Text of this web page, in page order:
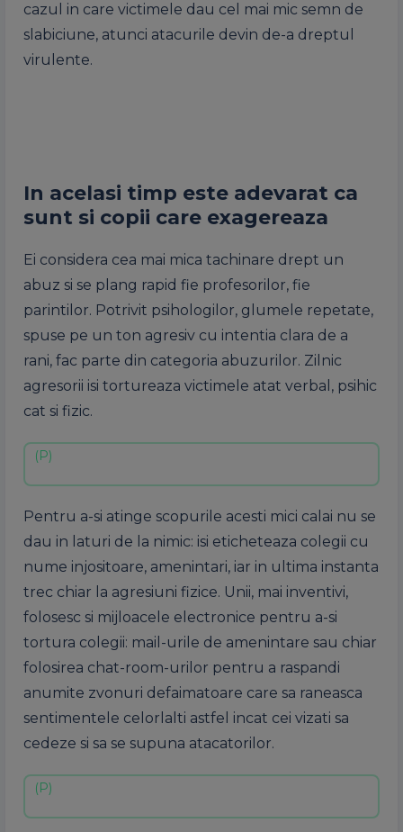
cazul in care victimele dau cel mai mic semn de
slabiciune, atunci atacurile devin de-a dreptul
virulente.
In acelasi timp este adevarat ca
sunt si copii care exagereaza
Ei considera cea mai mica tachinare drept un
abuz si se plang rapid fie profesorilor, fie
parintilor. Potrivit psihologilor, glumele repetate,
spuse pe un ton agresiv cu intentia clara de a
rani, fac parte din categoria abuzurilor. Zilnic
agresorii isi tortureaza victimele atat verbal, psihic
cat si fizic.
Pentru a-si atinge scopurile acesti mici calai nu se
dau in laturi de la nimic: isi eticheteaza colegii cu
nume injositoare, amenintari, iar in ultima instanta
trec chiar la agresiuni fizice. Unii, mai inventivi,
folosesc si mijloacele electronice pentru a-si
tortura colegii: mail-urile de amenintare sau chiar
folosirea chat-room-urilor pentru a raspandi
anumite zvonuri defaimatoare care sa raneasca
sentimentele celorlalti astfel incat cei vizati sa
cedeze si sa se supuna atacatorilor.